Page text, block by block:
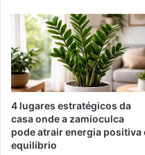
e
á
g
i
o
o
r
á
f
i
c
o
q
u
4 lugares estratégicos da
casa onde a zamioculca
pode atrair energia positiva
equilíbrio